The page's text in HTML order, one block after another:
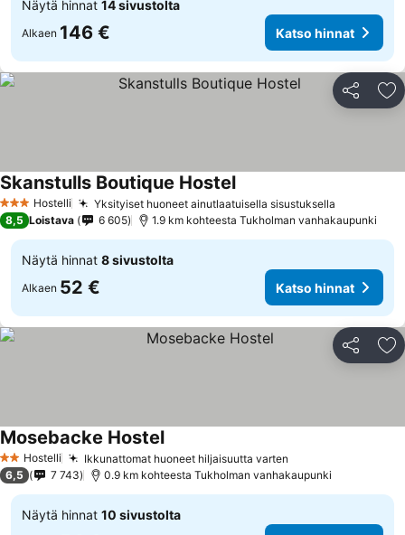
Näytä hinnat 14 sivustolta
Alkaen 146 € Katso hinnat
Jaa
3 Tähtiluokitus
Hostelli Yksityiset huoneet ainutlaatuisella sisustuksella
Skanstulls Boutique Hostel
8,5 Loistava 6 605 1.9 km kohteesta Tukholman vanhakaupunki
Näytä hinnat 8 sivustolta
Alkaen 52 € Katso hinnat
Jaa
2 Tähtiluokitus
Hostelli Ikkunattomat huoneet hiljaisuutta varten
Mosebacke Hostel
6,5 7 743 0.9 km kohteesta Tukholman vanhakaupunki
Näytä hinnat 10 sivustolta